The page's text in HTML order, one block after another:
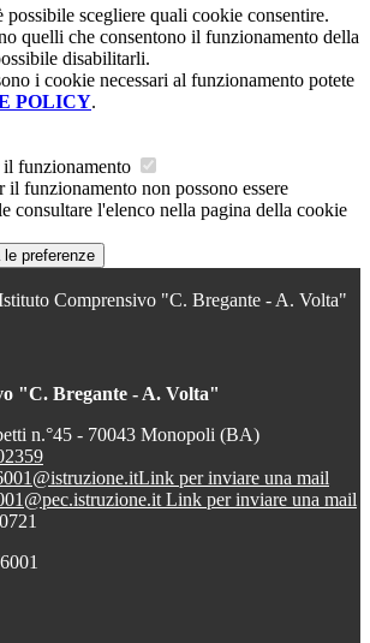
possibile scegliere quali cookie consentire.
quelli che consentono il funzionamento della
disabilitarli.
i cookie necessari al funzionamento potete
POLICY.
il funzionamento
il funzionamento non possono essere
consultare l'elenco nella pagina della cookie
le preferenze
Comprensivo "C. Bregante - A. Volta"
"C. Bregante - A. Volta"
n.°45 - 70043 Monopoli (BA)
Link per inviare una mail
Link per inviare una mail